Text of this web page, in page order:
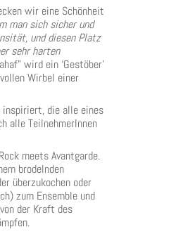
wir eine Schönheit
man sich sicher und
und diesen Platz
sehr harten
wird ein ‘Gestöber’
Wirbel einer
die alle eines
alle TeilnehmerInnen
meets Avantgarde.
brodelnden
überzukochen oder
zum Ensemble und
der Kraft des